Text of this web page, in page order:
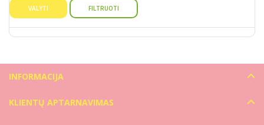
VALYTI FILTRUOTI
INFORMACIJA
KLIENTŲ APTARNAVIMAS